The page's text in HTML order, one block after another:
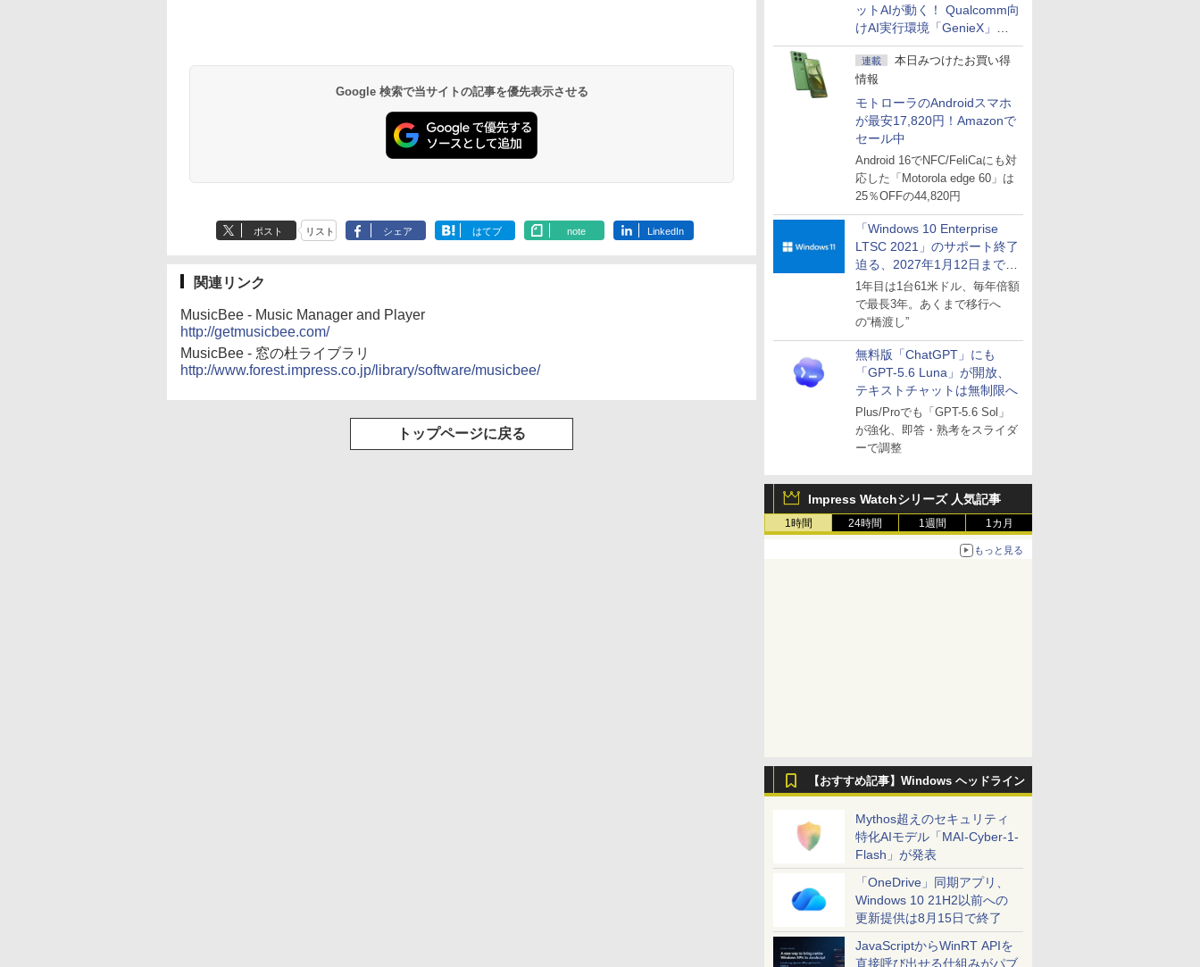
ットAIが動く！ Qualcomm向
けAI実行環境「GenieX」を
試してみた
連載
本日みつけたお買い得
情報
モトローラのAndroidスマホ
が最安17,820円！Amazonで
セール中
Android 16でNFC/FeliCaにも対
応した「Motorola edge 60」は
25％OFFの44,820円
「Windows 10 Enterprise
LTSC 2021」のサポート終了
迫る、2027年1月12日まで
～ESUは9月1日から販売
1年目は1台61米ドル、毎年倍額
で最長3年。あくまで移行へ
の“橋渡し”
無料版「ChatGPT」にも
「GPT-5.6 Luna」が開放、
テキストチャットは無制限へ
Plus/Proでも「GPT-5.6 Sol」
が強化、即答・熟考をスライダ
ーで調整
Impress Watchシリーズ 人気記事
1時間 24時間 1週間 1カ月
もっと見る
【おすすめ記事】Windows ヘッドライン
Mythos超えのセキュリティ
特化AIモデル「MAI-Cyber-1-
Flash」が発表
「OneDrive」同期アプリ、
Windows 10 21H2以前への
更新提供は8月15日で終了
JavaScriptからWinRT APIを
直接呼び出せる仕組みがパブ
テリー、広告なし、
チディスプレイ電子
ック、16GB、広告な
調節ライト、12週間
告なし、メタリック
ブラック
ト、最大8週間持続バ
し、ブラック (2025
年発売)
明るさ自動調整、色調
Google 検索で当サイトの記事を優先表示させる
ポスト リスト シェア はてブ note LinkedIn
関連リンク
MusicBee - Music Manager and Player
http://getmusicbee.com/
MusicBee - 窓の杜ライブラリ
http://www.forest.impress.co.jp/library/software/musicbee/
トップページに戻る